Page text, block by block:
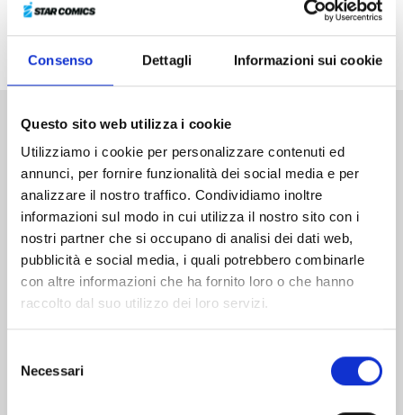
Consenso Dettagli Informazioni sui cookie
Questo sito web utilizza i cookie
Utilizziamo i cookie per personalizzare contenuti ed
annunci, per fornire funzionalità dei social media e per
analizzare il nostro traffico. Condividiamo inoltre
informazioni sul modo in cui utilizza il nostro sito con i
nostri partner che si occupano di analisi dei dati web,
pubblicità e social media, i quali potrebbero combinarle
con altre informazioni che ha fornito loro o che hanno
raccolto dal suo utilizzo dei loro servizi.
delNecessari
quindi alla loro ricerca insieme ai bambini, diretto
Altri volumi della serie